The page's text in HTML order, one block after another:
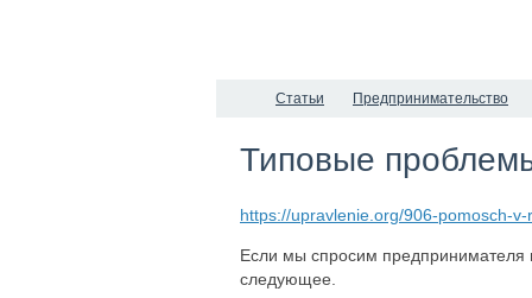
Статьи Предпринимательство
Типовые
https://upravlenie.org/906-pomosch-
Если мы спросим предпринимателя
следующее.